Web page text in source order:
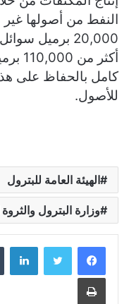
النفط من أصولها
20,000 برميل
كامل بالحفاظ على
للأصول.
الهيئة العامة للبترول
وزارة البترول والثروة
طباعة